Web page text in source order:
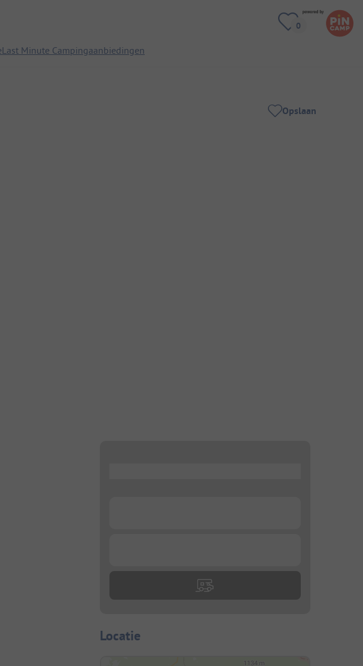
Last Minute Campingaanbiedingen
Opslaan
Locatie